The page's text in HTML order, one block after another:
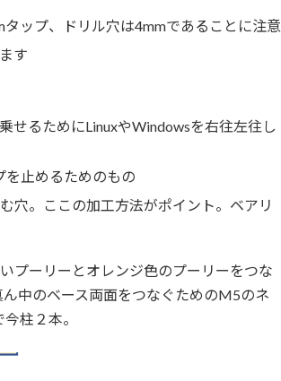
ップ、ドリル穴は4mmであることに注意
す
せるためにLinuxやWindowsを右往左往し
を止めるためのもの
穴。ここの加工方法がポイント。ベアリ
プーリーとオレンジ色のプーリーをつな
中のベース両面をつなぐためのM5のネ
柱２本。